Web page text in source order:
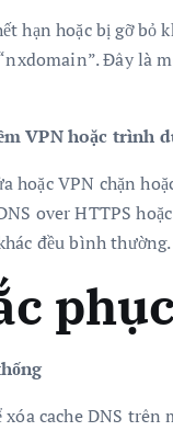
hạn hoặc bị gỡ
Đây là
VPN hoặc trình
hoặc VPN chặn
over HTTPS
đều bình thường.
cache DNS trên